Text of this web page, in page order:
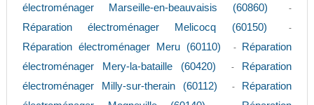
électroménager Marseille-en-beauvaisis (60860)
-
Réparation électroménager Melicocq (60150) -
Réparation électroménager Meru (60110) -
Réparation
électroménager Mery-la-bataille (60420)
-
Réparation
électroménager Milly-sur-therain (60112)
-
Réparation